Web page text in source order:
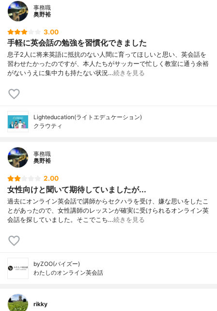
事務職
奥野裕
3.00
手軽に英会話の勉強を習慣化できました
息子2人に将来英語に抵抗のない人間に育ってほしいと思い、英会話を
習わせたかったのですが、本人たちがサッカーで忙しく教室に通う余裕
がないうえに集中力も持たない状況…続きを見る
Lighteducation(ライトエデュケーション)
クラウティ
事務職
奥野裕
2.00
女性向けと聞いて期待していましたが...
過去にオンライン英会話で講師からセクハラを受け、嫌な思いをしたこ
とがあったので、女性講師のレッスンが確実に受けられるオンライン英
会話を探していました。そこでこち…続きを見る
byZOO(バイズー)
わたしのオンライン英会話
rikky